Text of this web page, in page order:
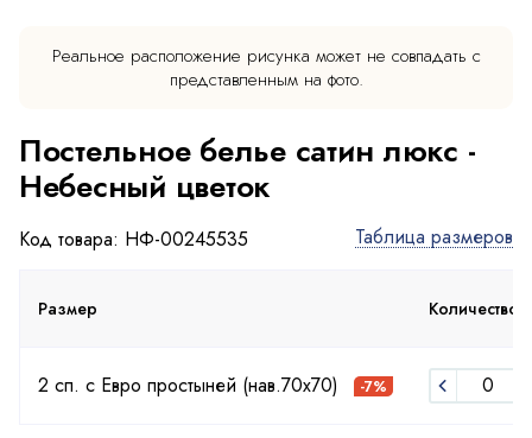
Реальное расположение рисунка может не совпадать с
представленным на фото.
Постельное белье сатин люкс -
Небесный цветок
Код товара: НФ-00245535 Таблица размеров
Размер Количество
2 сп. с Евро простыней (нав.70х70) -7%